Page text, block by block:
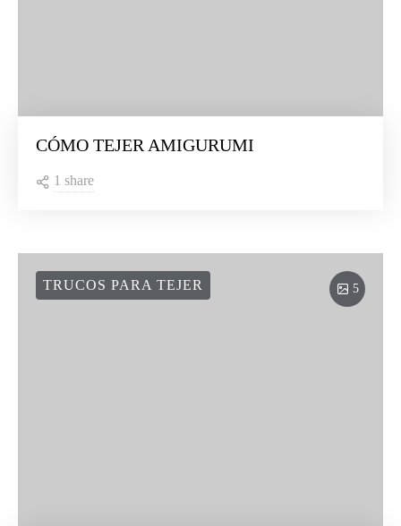
CÓMO TEJER AMIGURUMI
1 share
5
TRUCOS PARA TEJER